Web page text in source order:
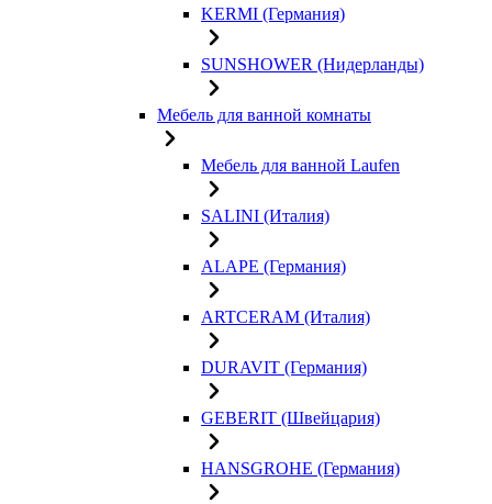
KERMI (Германия)
SUNSHOWER (Нидерланды)
Мебель для ванной комнаты
Мебель для ванной Laufen
SALINI (Италия)
ALAPE (Германия)
ARTCERAM (Италия)
DURAVIT (Германия)
GEBERIT (Швейцария)
HANSGROHE (Германия)